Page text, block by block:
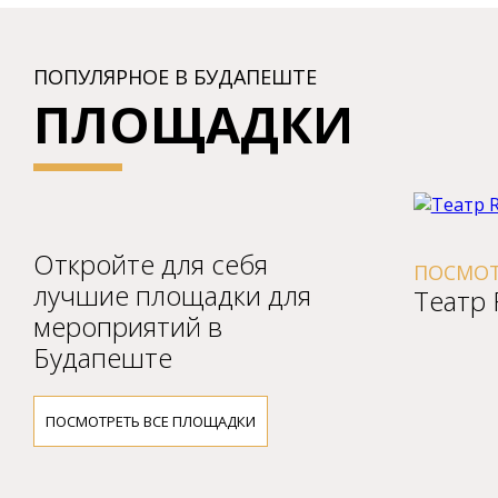
ПОПУЛЯРНОЕ В БУДАПЕШТЕ
ПЛОЩАДКИ
Откройте для себя
лучшие площадки для
мероприятий в
Будапеште
ПОСМОТРЕТЬ ВСЕ ПЛОЩАДКИ
ПОСМОТРЕТЬ ВСЕ СОБЫТИЯ В
Театр RaM-ArT